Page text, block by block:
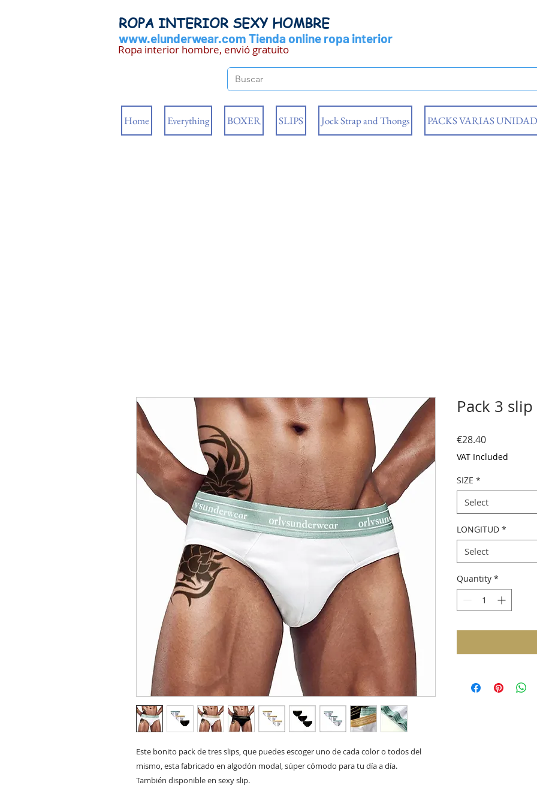
ROPA INTERIOR SEXY HOMBRE
www.elunderwear.com Tienda online ropa interior
Ropa interior hombre, envió gratuito
Home Everything BOXER SLIPS Jock Strap and Thongs PACKS VARIAS
Este bonito pack de tres slips, que puedes escoger uno de cada color o todos del
mismo, esta fabricado en algodón modal, súper cómodo para tu día a día.
También disponible en sexy slip.
Pack 3 slip
€28.40Price
VAT Included
SIZE *
Select
LONGITUD *
Select
Quantity *